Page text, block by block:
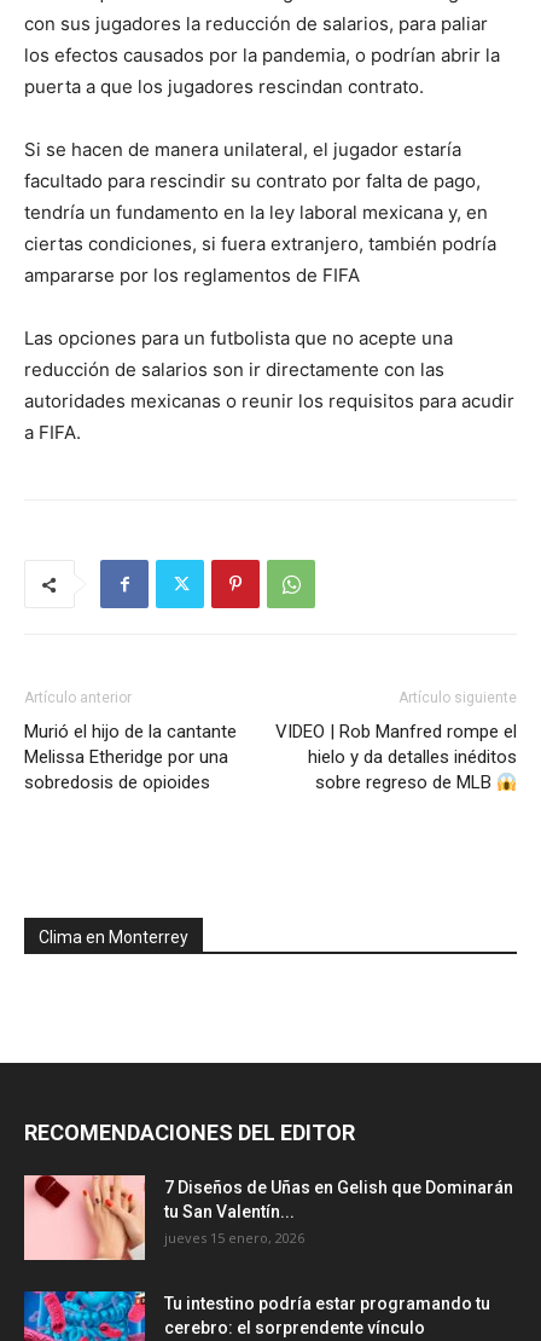
con sus jugadores la reducción de salarios, para paliar
los efectos causados por la pandemia, o podrían abrir la
puerta a que los jugadores rescindan contrato.
Si se hacen de manera unilateral, el jugador estaría
facultado para rescindir su contrato por falta de pago,
tendría un fundamento en la ley laboral mexicana y, en
ciertas condiciones, si fuera extranjero, también podría
ampararse por los reglamentos de FIFA
Las opciones para un futbolista que no acepte una
reducción de salarios son ir directamente con las
autoridades mexicanas o reunir los requisitos para acudir
a FIFA.
Artículo anterior
Murió el hijo de la cantante
Melissa Etheridge por una
sobredosis de opioides
Artículo siguiente
VIDEO | Rob Manfred rompe el
hielo y da detalles inéditos
sobre regreso de MLB
Clima en Monterrey
RECOMENDACIONES DEL EDITOR
7 Diseños de Uñas en Gelish que Dominarán
tu San Valentín...
jueves 15 enero, 2026
Tu intestino podría estar programando tu
cerebro: el sorprendente vínculo